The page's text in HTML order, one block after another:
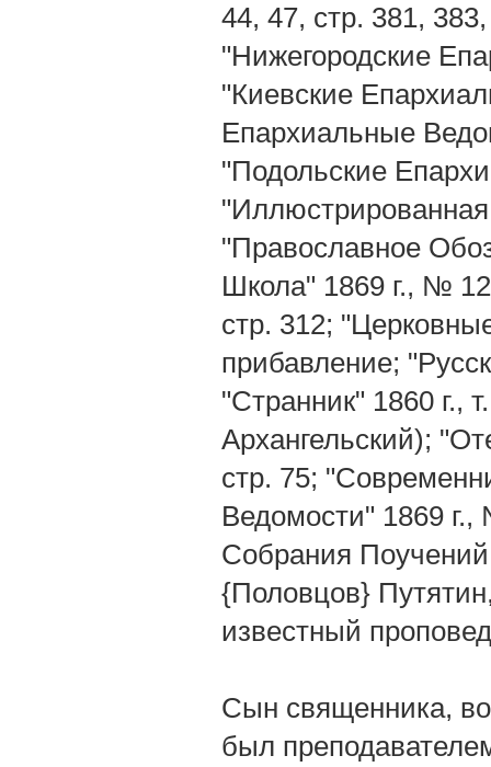
44, 47, стр. 381,
"Нижегородские
"Киевские
Епархиальные
"Подольские
"Православное
Школа" 1869 г., №
стр. 312;
прибавление;
"Странник" 1860
Архангельский);
стр. 75;
Ведомости" 1869
Собрания
{Половцов}
известный
Сын священника,
был